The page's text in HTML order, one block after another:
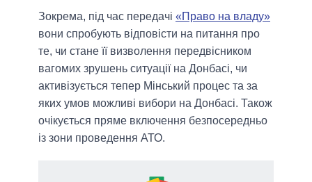
Зокрема, під час передачі «Право на владу»
вони спробують відповісти на питання про
те, чи стане її визволення передвісником
вагомих зрушень ситуації на Донбасі, чи
активізується тепер Мінський процес та за
яких умов можливі вибори на Донбасі. Також
очікується пряме включення безпосередньо
із зони проведення АТО.